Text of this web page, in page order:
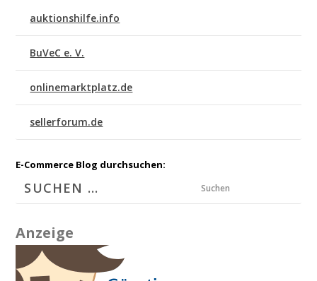
auktionshilfe.info
BuVeC e. V.
onlinemarktplatz.de
sellerforum.de
E-Commerce Blog durchsuchen:
Suchen
Anzeige